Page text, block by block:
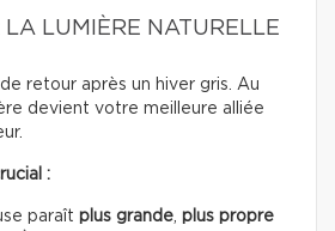
LA LUMIÈRE NATURELLE
retour après un hiver gris. Au
devient votre meilleure alliée
:
paraît plus grande, plus propre